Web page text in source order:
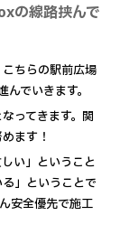
の線路挟んで
ちらの駅前広場
でいきます。
ってきます。関
ます！
い」ということ
」ということで
安全優先で施工